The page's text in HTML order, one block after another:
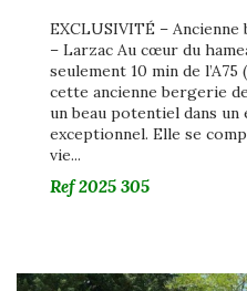
EXCLUSIVITÉ –
– Larzac Au cœur du
seulement 10 min de
cette ancienne bergerie
un beau potentiel dans
exceptionnel. Elle se
vie...
Ref2025 305